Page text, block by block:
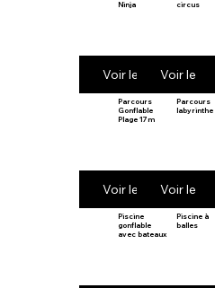
Ninja
Voir le produit
circus
Voir le
Parcours
Gonflable
Plage 17m
Voir le produit
Parcours
labyrinthe
Voir le
Piscine
gonflable
avec bateaux
Piscine à
balles